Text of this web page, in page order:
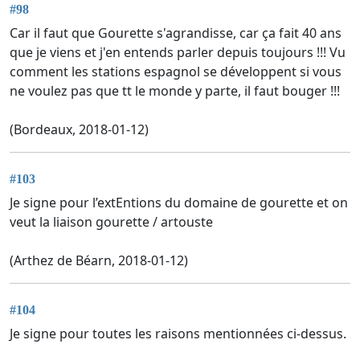
#98
Car il faut que Gourette s'agrandisse, car ça fait 40 ans
que je viens et j'en entends parler depuis toujours !!! Vu
comment les stations espagnol se développent si vous
ne voulez pas que tt le monde y parte, il faut bouger !!!
(Bordeaux, 2018-01-12)
#103
Je signe pour l’extEntions du domaine de gourette et on
veut la liaison gourette / artouste
(Arthez de Béarn, 2018-01-12)
#104
Je signe pour toutes les raisons mentionnées ci-dessus.